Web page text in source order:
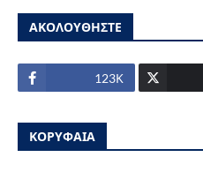
ΑΚΟΛΟΥΘΗΣΤΕ
123Κ
ΚΟΡΥΦΑΙΑ